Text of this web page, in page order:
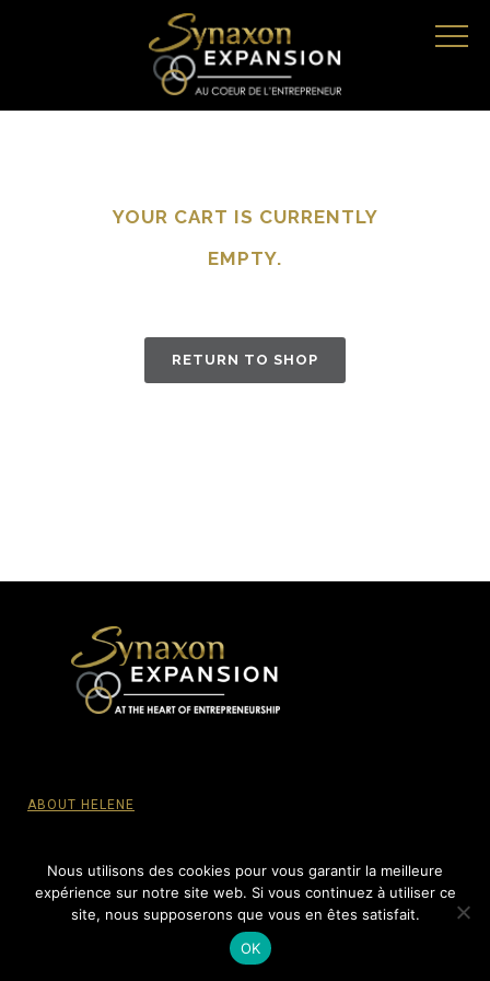
YOUR CART IS CURRENTLY
EMPTY.
RETURN TO SHOP
ABOUT HELENE
© SYNAXON EXPANSION, 2015-2022 - All Rights reserved.
Nous utilisons des cookies pour vous garantir la meilleure
expérience sur notre site web. Si vous continuez à utiliser ce
site, nous supposerons que vous en êtes satisfait.
OK